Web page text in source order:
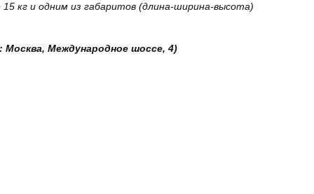
кг и одним из габаритов (длина-ширина-высота)
Москва, Международное шоссе, 4)